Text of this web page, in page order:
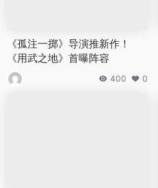
《孤注一掷》导演推新作！
《用武之地》首曝阵容
400 0